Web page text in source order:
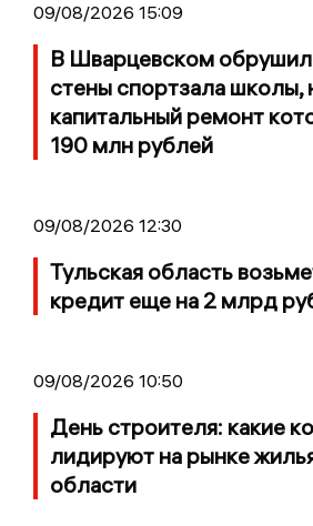
09/08/2026 15:09
В Шварцевском
стены спортзала школы,
капитальный ремонт
190 млн рублей
09/08/2026 12:30
Тульская область
кредит еще на 2 млрд
09/08/2026 10:50
День строителя: какие
лидируют на рынке
области